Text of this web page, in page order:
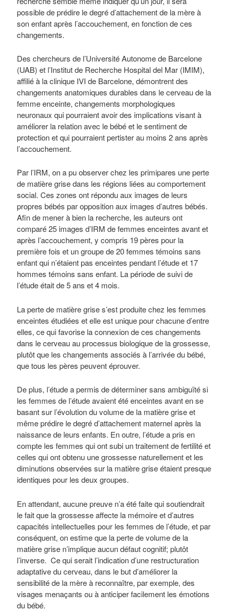
possible de prédire le degré d’attachement de la mère à
son enfant après l’accouchement, en fonction de ces
changements.
Des chercheurs de l’Université Autonome de Barcelone
(UAB) et l’Institut de Recherche Hospital del Mar (IMIM),
affilié à la clinique IVI de Barcelone, démontrent des
changements anatomiques durables dans le cerveau de la
femme enceinte, changements morphologiques
neuronaux qui pourraient avoir des implications visant à
améliorer la relation avec le bébé et le sentiment de
protection et qui pourraient pertister au moins 2 ans après
l’accouchement.
Par l’IRM, on a pu observer chez les primipares une perte
de matière grise dans les régions liées au comportement
social. Ces zones ont répondu aux images de leurs
propres bébés par opposition aux images d’autres bébés.
Afin de mener à bien la recherche, les auteurs ont
comparé 25 images d’IRM de femmes enceintes avant et
après l’accouchement, y compris 19 pères pour la
première fois et un groupe de 20 femmes témoins sans
enfant qui n’étaient pas enceintes pendant l’étude et 17
hommes témoins sans enfant. La période de suivi de
l’étude était de 5 ans et 4 mois.
La perte de matière grise s’est produite chez les femmes
enceintes étudiées et elle est unique pour chacune d’entre
elles, ce qui favorise la connexion de ces changements
dans le cerveau au processus biologique de la grossesse,
plutôt que les changements associés à l’arrivée du bébé,
que tous les pères peuvent éprouver.
De plus, l’étude a permis de déterminer sans ambiguïté si
les femmes de l’étude avaient été enceintes avant en se
basant sur l’évolution du volume de la matière grise et
même prédire le degré d’attachement maternel après la
naissance de leurs enfants. En outre, l’étude a pris en
compte les femmes qui ont subi un traitement de fertilité et
celles qui ont obtenu une grossesse naturellement et les
diminutions observées sur la matière grise étaient presque
identiques pour les deux groupes.
En attendant, aucune preuve n’a été faite qui soutiendrait
le fait que la grossesse affecte la mémoire et d’autres
capacités intellectuelles pour les femmes de l’étude, et par
conséquent, on estime que la perte de volume de la
matière grise n’implique aucun défaut cognitif; plutôt
l’inverse. Ce qui serait l’indication d’une restructuration
adaptative du cerveau, dans le but d’améliorer la
sensibilité de la mère à reconnaître, par exemple, des
visages menaçants ou à anticiper facilement les émotions
du bébé.